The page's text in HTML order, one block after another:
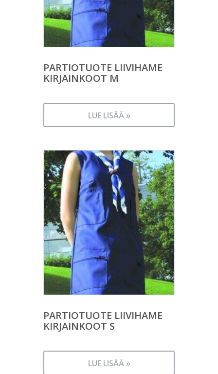
PARTIOTUOTE LIIVIHAME
KIRJAINKOOT M
LUE LISÄÄ »
PARTIOTUOTE LIIVIHAME
KIRJAINKOOT S
LUE LISÄÄ »